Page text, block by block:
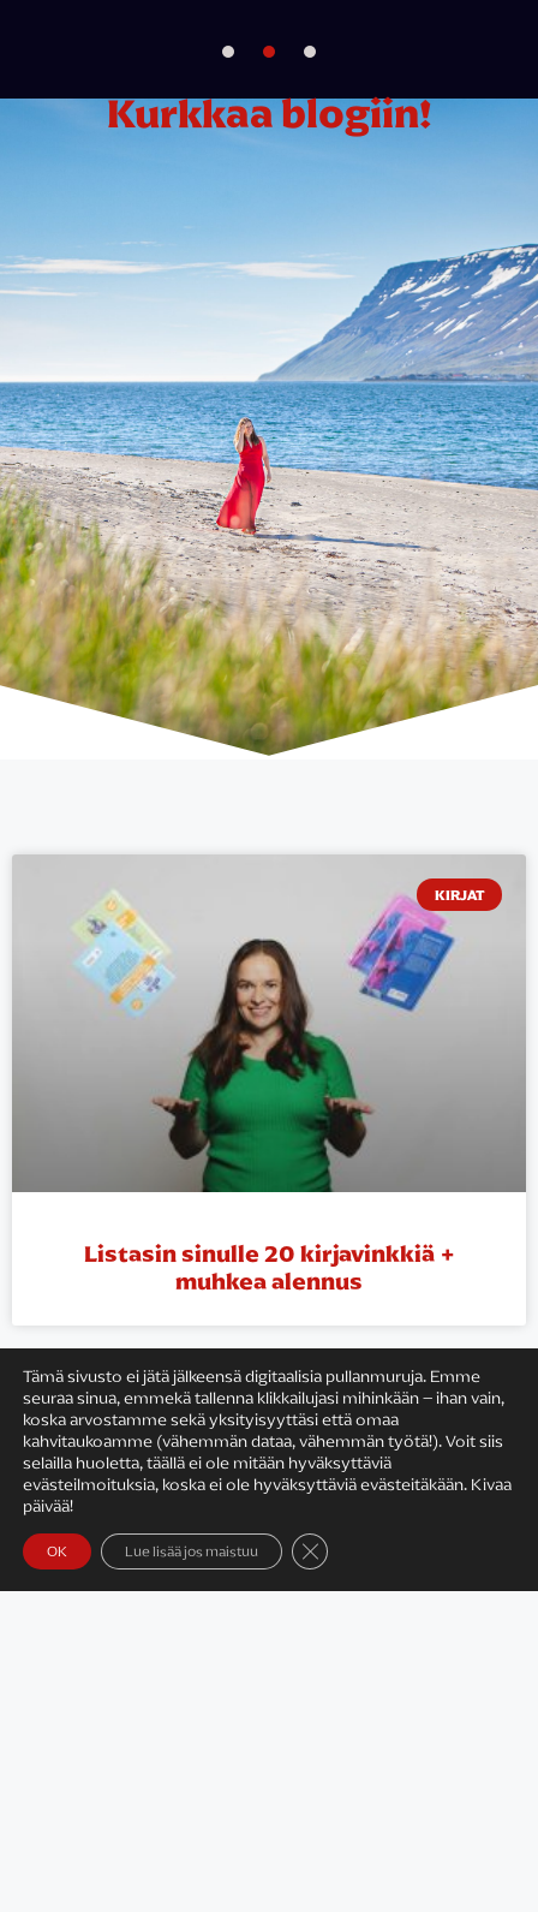
Kurkkaa blogiin!
KIRJAT
Listasin sinulle 20 kirjavinkkiä +
muhkea alennus
KIRJAILIJAN TYÖ
Tämä sivusto ei jätä jälkeensä digitaalisia pullanmuruja. Emme
seuraa sinua, emmekä tallenna klikkailujasi mihinkään – ihan vain,
koska arvostamme sekä yksityisyyttäsi että omaa
kahvitaukoamme (vähemmän dataa, vähemmän työtä!). Voit siis
selailla huoletta, täällä ei ole mitään hyväksyttäviä
evästeilmoituksia, koska ei ole hyväksyttäviä evästeitäkään. Kivaa
päivää!
OK Lue lisää jos maistuu Sulje evästebanneri